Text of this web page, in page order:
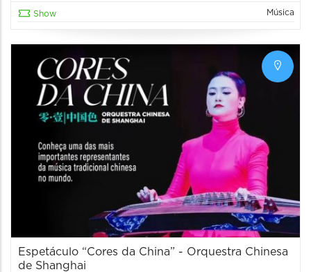
Show Música
Espetáculo “Cores da China” - Orquestra Chinesa
de Shanghai